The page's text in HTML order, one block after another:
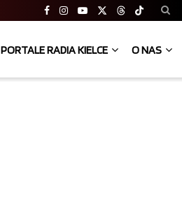
PORTALE RADIA KIELCE O NAS